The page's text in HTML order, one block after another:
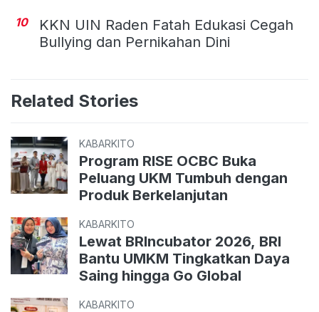
10
KKN UIN Raden Fatah Edukasi Cegah
Bullying dan Pernikahan Dini
Related Stories
KABARKITO
Program RISE OCBC Buka
Peluang UKM Tumbuh dengan
Produk Berkelanjutan
KABARKITO
Lewat BRIncubator 2026, BRI
Bantu UMKM Tingkatkan Daya
Saing hingga Go Global
KABARKITO